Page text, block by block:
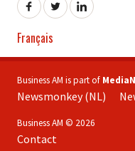
Français
Business AM is part of
Newsmonkey (NL)
Business AM © 2026
Contact